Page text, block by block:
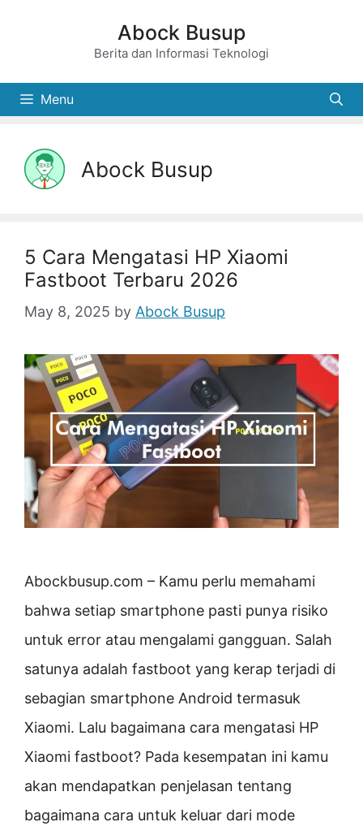
Abock Busup
Berita dan Informasi Teknologi
Menu
Abock Busup
5 Cara Mengatasi HP Xiaomi
Fastboot Terbaru 2026
May 8, 2025 by Abock Busup
Abockbusup.com – Kamu perlu memahami
bahwa setiap smartphone pasti punya risiko
untuk error atau mengalami gangguan. Salah
satunya adalah fastboot yang kerap terjadi di
sebagian smartphone Android termasuk
Xiaomi. Lalu bagaimana cara mengatasi HP
Xiaomi fastboot? Pada kesempatan ini kamu
akan mendapatkan penjelasan tentang
bagaimana cara untuk keluar dari mode